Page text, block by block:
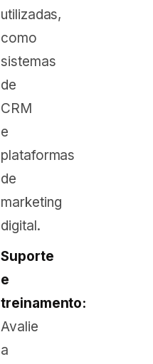
utilizadas,
como
sistemas
de
CRM
e
plataformas
de
marketing
digital.
Suporte
e
treinamento:
Avalie
a